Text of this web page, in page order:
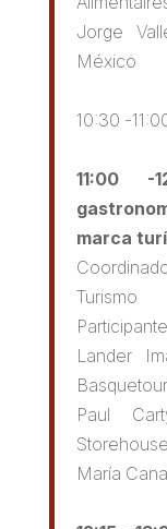
Jorge
México
10:30 -
11:00 -
marca
Turismo
Lander
Basquetour
Paul
Storehouse
María